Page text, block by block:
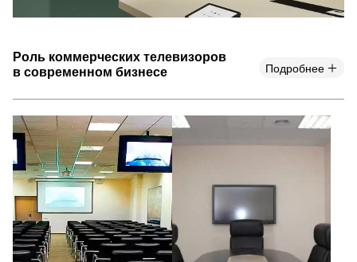
Роль коммерческих телевизоров
в современном бизнесе
Подробнее